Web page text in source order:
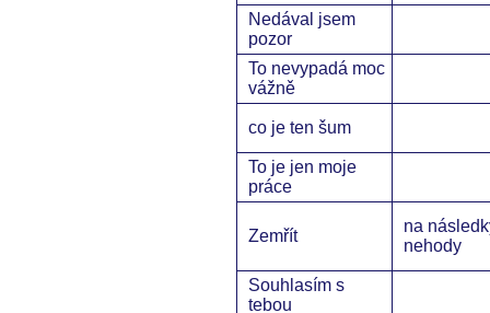
Nedával jsem
pozor
To nevypadá moc
vážně
co je ten šum
To je jen moje
práce
Zemřít
na
nehody
Souhlasím s
tebou